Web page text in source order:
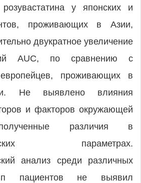
розувастатина у японских и
проживающих в Азии,
двукратное увеличение
AUC, по сравнению с
проживающих в
Не выявлено влияния
и факторов окружающей
различия в
параметрах.
анализ среди различных
пациентов не выявил